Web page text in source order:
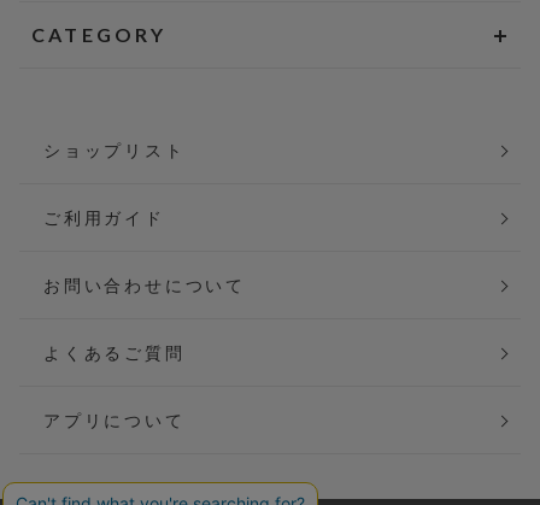
CATEGORY
ショップリスト
ご利用ガイド
お問い合わせについて
よくあるご質問
アプリについて